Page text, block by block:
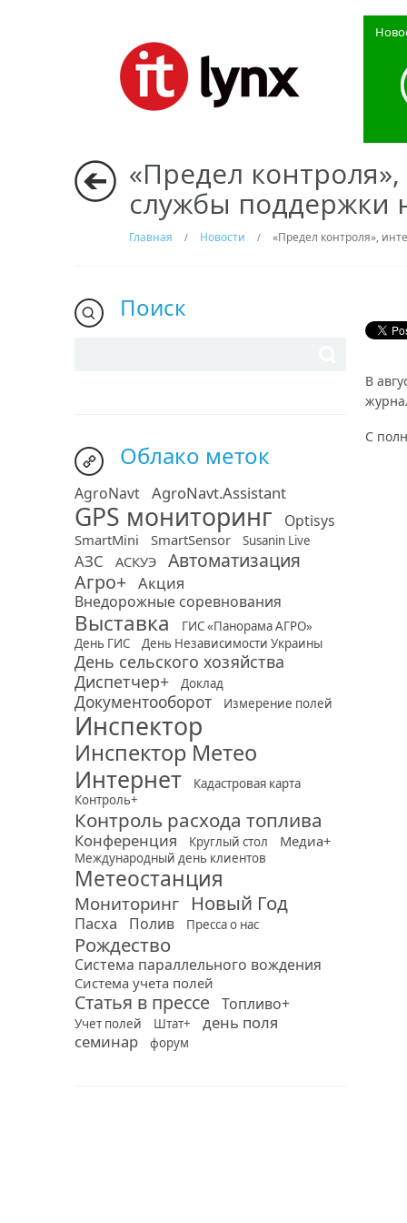
«Предел
службы поддержки
Главная / Новости / «Предел контроля»,
Поиск
Облако меток
AgroNavt AgroNavt.Assistant
GPS мониторинг Optisys
SmartMini SmartSensor Susanin Live
АЗС АСКУЭ
Автоматизация
Агро+ Акция
Внедорожные соревнования
Выставка
ГИС «Панорама АГРО»
День ГИС
День Независимости Украины
День сельского хозяйства
Диспетчер+
Доклад
Документооборот Измерение полей
Инспектор
Инспектор Метео
Интернет
Кадастровая карта
Контроль+
Контроль расхода топлива
Конференция Круглый стол Медиа+
Международный день клиентов
Метеостанция
Мониторинг Новый Год
Пасха Полив Пресса о нас
Рождество
Система параллельного вождения
Система учета полей
Статья в прессе Топливо+
Учет полей Штат+
день поля
семинар
форум
В
С